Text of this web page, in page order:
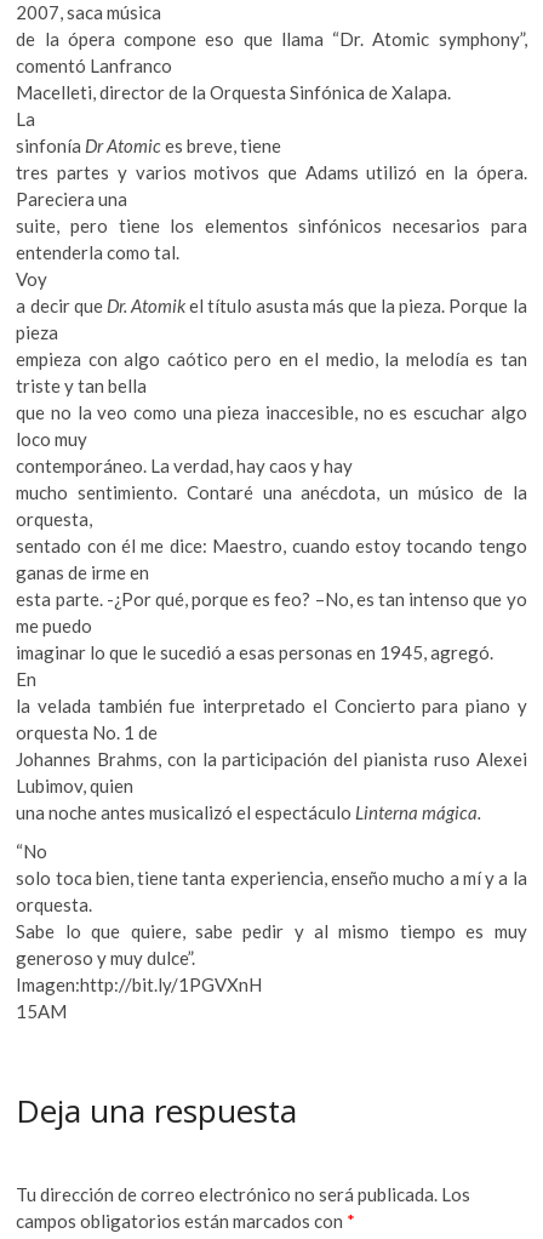
2007, saca música
de la ópera compone eso que llama “Dr. Atomic symphony”,
comentó Lanfranco
Macelleti, director de la Orquesta Sinfónica de Xalapa.
La
sinfonía Dr Atomices breve, tiene
tres partes y varios motivos que Adams utilizó en la ópera.
Pareciera una
suite, pero tiene los elementos sinfónicos necesarios para
entenderla como tal.
Voy
a decir que Dr. Atomikel título asusta más que la pieza. Porque la
pieza
empieza con algo caótico pero en el medio, la melodía es tan
triste y tan bella
que no la veo como una pieza inaccesible, no es escuchar algo
loco muy
contemporáneo. La verdad, hay caos y hay
mucho sentimiento. Contaré una anécdota, un músico de la
orquesta,
sentado con él me dice: Maestro, cuando estoy tocando tengo
ganas de irme en
esta parte. -¿Por qué, porque es feo? –No, es tan intenso que yo
me puedo
imaginar lo que le sucedió a esas personas en 1945, agregó.
En
la velada también fue interpretado el Concierto para piano y
orquesta No. 1 de
Johannes Brahms, con la participación del pianista ruso Alexei
Lubimov, quien
una noche antes musicalizó el espectáculo Linterna mágica.
“No
solo toca bien, tiene tanta experiencia, enseño mucho a mí y a la
orquesta.
Sabe lo que quiere, sabe pedir y al mismo tiempo es muy
generoso y muy dulce”.
Imagen:http://bit.ly/1PGVXnH
15AM
Deja una respuesta
Tu dirección de correo electrónico no será publicada. Los
campos obligatorios están marcados con *